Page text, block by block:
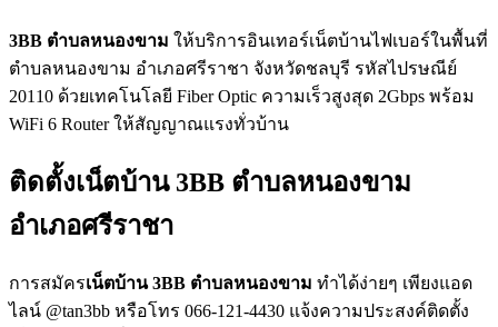
3BB ตำบลหนองขาม ให้บริการอินเทอร์เน็ตบ้านไฟเบอร์ในพื้นที่
ตำบลหนองขาม อำเภอศรีราชา จังหวัดชลบุรี รหัสไปรษณีย์
20110 ด้วยเทคโนโลยี Fiber Optic ความเร็วสูงสุด 2Gbps พร้อม
WiFi 6 Router ให้สัญญาณแรงทั่วบ้าน
ติดตั้งเน็ตบ้าน 3BB ตำบลหนองขาม
อำเภอศรีราชา
การสมัครเน็ตบ้าน 3BB ตำบลหนองขาม ทำได้ง่ายๆ เพียงแอด
ไลน์ @tan3bb หรือโทร 066-121-4430 แจ้งความประสงค์ติดตั้ง